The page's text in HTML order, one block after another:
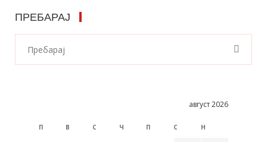
ПРЕБАРАЈ
август 2026
П В С Ч П С Н